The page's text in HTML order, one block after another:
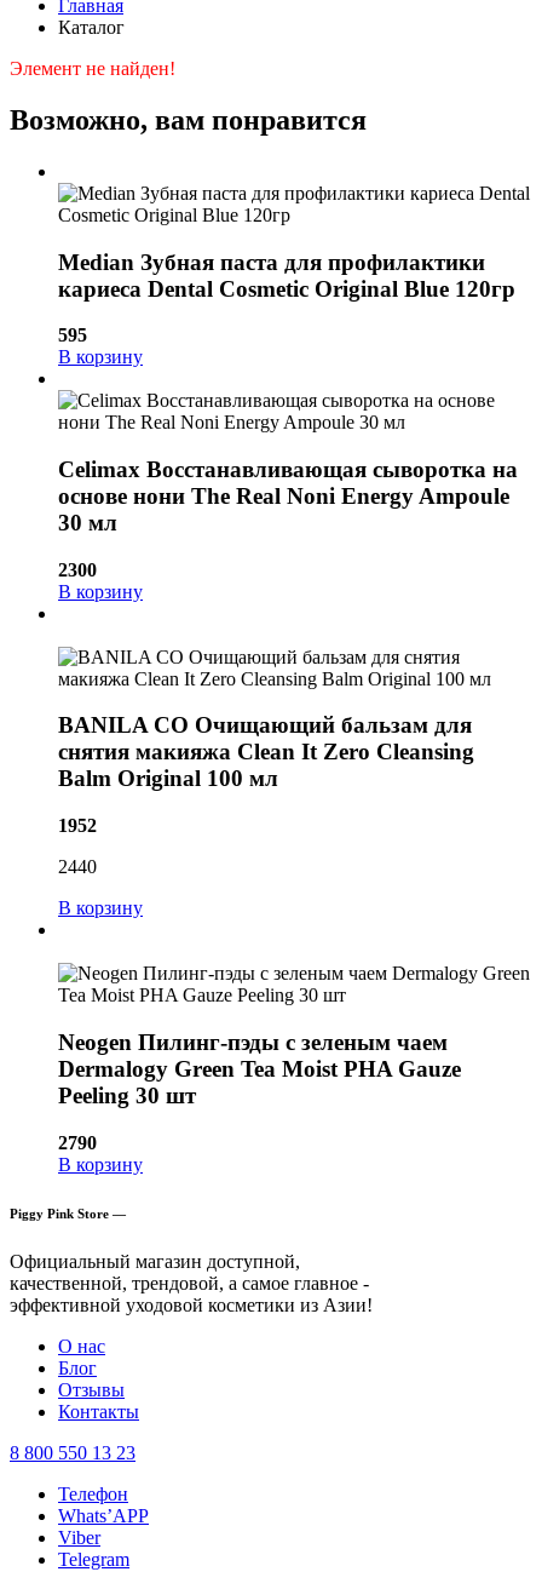
Главная
Каталог
Элемент не найден!
Возможно, вам понравится
Median Зубная паста для профилактики
кариеса Dental Cosmetic Original Blue 120гр
595
В корзину
Celimax Восстанавливающая сыворотка на
основе нони The Real Noni Energy Ampoule
30 мл
2300
В корзину
BANILA CO Очищающий бальзам для
снятия макияжа Clean It Zero Cleansing
Balm Original 100 мл
1952
2440
В корзину
Neogen Пилинг-пэды с зеленым чаем
Dermalogy Green Tea Moist PHA Gauze
Peeling 30 шт
2790
В корзину
Piggy Pink Store —
Официальный магазин доступной,
качественной, трендовой, а самое главное -
эффективной уходовой косметики из Азии!
О нас
Блог
Отзывы
Контакты
8 800 550 13 23
Телефон
Whats’APP
Viber
Telegram